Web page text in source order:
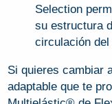
Selection
su estructura
circulación del
Si quieres cambiar
adaptable que te